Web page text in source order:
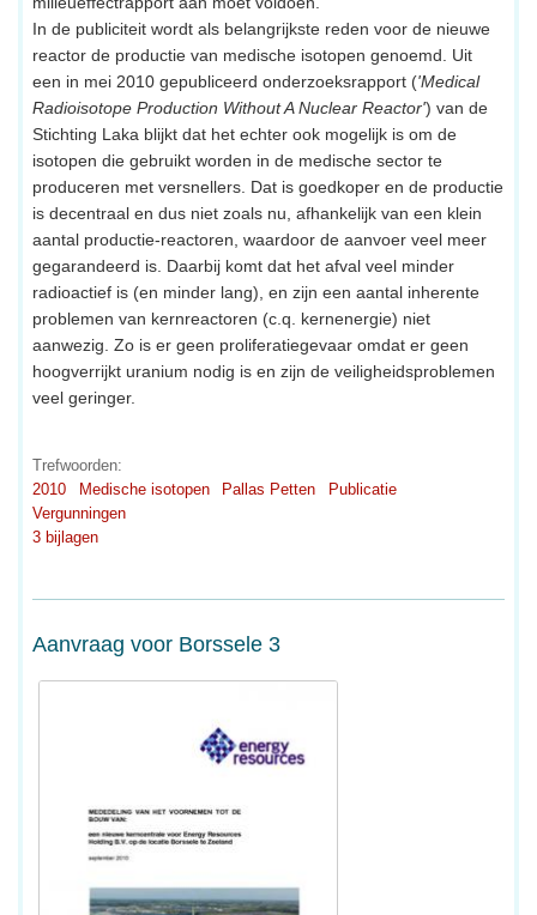
In de publiciteit wordt als belangrijkste reden voor de nieuwe
reactor de productie van medische isotopen genoemd. Uit
een in mei 2010 gepubliceerd onderzoeksrapport ('Medical
Radioisotope Production Without A Nuclear Reactor') van de
Stichting Laka blijkt dat het echter ook mogelijk is om de
isotopen die gebruikt worden in de medische sector te
produceren met versnellers. Dat is goedkoper en de productie
is decentraal en dus niet zoals nu, afhankelijk van een klein
aantal productie-reactoren, waardoor de aanvoer veel meer
gegarandeerd is. Daarbij komt dat het afval veel minder
radioactief is (en minder lang), en zijn een aantal inherente
problemen van kernreactoren (c.q. kernenergie) niet
aanwezig. Zo is er geen proliferatiegevaar omdat er geen
hoogverrijkt uranium nodig is en zijn de veiligheidsproblemen
veel geringer.
Trefwoorden:
2010
Medische isotopen Pallas Petten
Publicatie
Vergunningen
3 bijlagen
Aanvraag voor Borssele 3